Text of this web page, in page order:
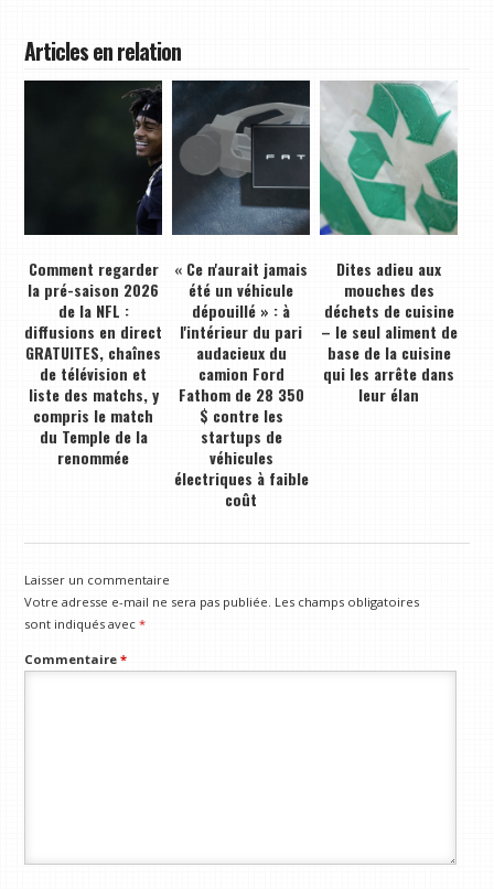
Articles en relation
Comment regarder
la pré-saison 2026
de la NFL :
diffusions en direct
GRATUITES, chaînes
de télévision et
liste des matchs, y
compris le match
du Temple de la
renommée
« Ce n'aurait jamais
été un véhicule
dépouillé » : à
l'intérieur du pari
audacieux du
camion Ford
Fathom de 28 350
$ contre les
startups de
véhicules
électriques à faible
coût
Dites adieu aux
mouches des
déchets de cuisine
– le seul aliment de
base de la cuisine
qui les arrête dans
leur élan
Laisser un commentaire
Votre adresse e-mail ne sera pas publiée. Les champs obligatoires
sont indiqués avec*
Commentaire*